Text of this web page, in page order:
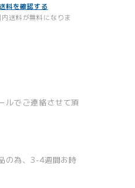
料を確認する
送料が無料になりま
ルでご連絡させて頂
の為、3-4週間お時